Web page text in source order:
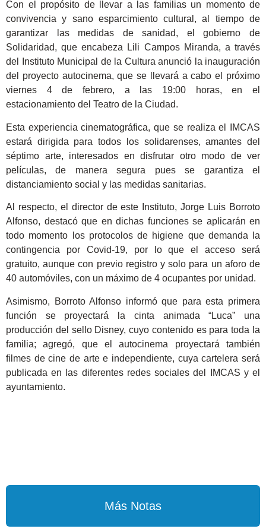
Con el propósito de llevar a las familias un momento de
convivencia y sano esparcimiento cultural, al tiempo de
garantizar las medidas de sanidad, el gobierno de
Solidaridad, que encabeza Lili Campos Miranda, a través
del Instituto Municipal de la Cultura anunció la inauguración
del proyecto autocinema, que se llevará a cabo el próximo
viernes 4 de febrero, a las 19:00 horas, en el
estacionamiento del Teatro de la Ciudad.
Esta experiencia cinematográfica, que se realiza el IMCAS
estará dirigida para todos los solidarenses, amantes del
séptimo arte, interesados en disfrutar otro modo de ver
películas, de manera segura pues se garantiza el
distanciamiento social y las medidas sanitarias.
Al respecto, el director de este Instituto, Jorge Luis Borroto
Alfonso, destacó que en dichas funciones se aplicarán en
todo momento los protocolos de higiene que demanda la
contingencia por Covid-19, por lo que el acceso será
gratuito, aunque con previo registro y solo para un aforo de
40 automóviles, con un máximo de 4 ocupantes por unidad.
Asimismo, Borroto Alfonso informó que para esta primera
función se proyectará la cinta animada “Luca” una
producción del sello Disney, cuyo contenido es para toda la
familia; agregó, que el autocinema proyectará también
filmes de cine de arte e independiente, cuya cartelera será
publicada en las diferentes redes sociales del IMCAS y el
ayuntamiento.
Más Notas